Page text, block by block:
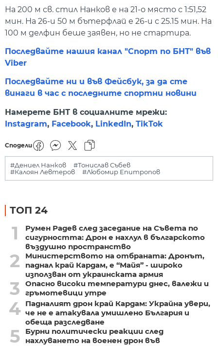
На 200 м св. стил Нанков е на 21-о място с 1:51,52
мин. На 26-и 50 м бътерфлай е 26-и с 25.15 мин. На
100 м делфин беше заявен, но не стартира.
Последвайте нашия канал "Спорт по БНТ" във
Viber
Последвайте ни и във Фейсбук, за да сте
винаги в час с последните спортни новини
Намерете БНТ в социалните мрежи:
Instagram, Facebook, LinkedIn, TikTok
Сподели
#Дениел Нанков
#Тонислав Събев
#Калоян Левтеров
#Любомир Епитропов
ТОП 24
1
Румен Радев след заседание на Съвета по
сигурността: Дрон е нахлул в българското
въздушно пространство
2
Министерството на отбраната: Дронът,
паднал край Кардам, е “Майя” - широко
използван от украинската армия
3
Опасно високи температури днес, валежи и
гръмотевици утре
4 Падналият дрон край Кардам: Украйна увери,
че не е атакувала умишлено България и
обеща разследване
5
Бурни политически реакции след
нахлуването на военен дрон във